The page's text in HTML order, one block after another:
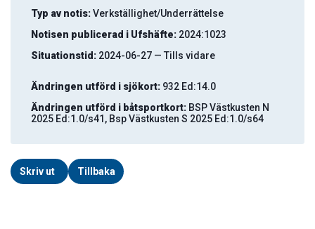
Typ av notis:Verkställighet/Underrättelse
Notisen publicerad i Ufshäfte: 2024:1023
Situationstid: 2024-06-27 — Tills vidare
Ändringen utförd i sjökort: 932 Ed:14.0
Ändringen utförd i båtsportkort: BSP Västkusten N
2025 Ed:1.0/s41, Bsp Västkusten S 2025 Ed:1.0/s64
Skriv ut Tillbaka